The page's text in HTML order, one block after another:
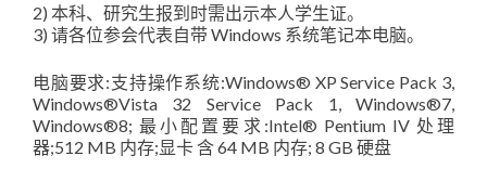
2) 本科、研究生报到时需出示本人学生证。
3) 请各位参会代表自带 Windows 系统笔记本电脑。
电脑要求:支持操作系统:Windows® XP Service Pack 3,
Windows®Vista 32 Service Pack 1, Windows®7,
Windows®8; 最小配置要求:Intel® Pentium IV 处理
器;512 MB 内存;显卡 含 64 MB 内存; 8 GB 硬盘